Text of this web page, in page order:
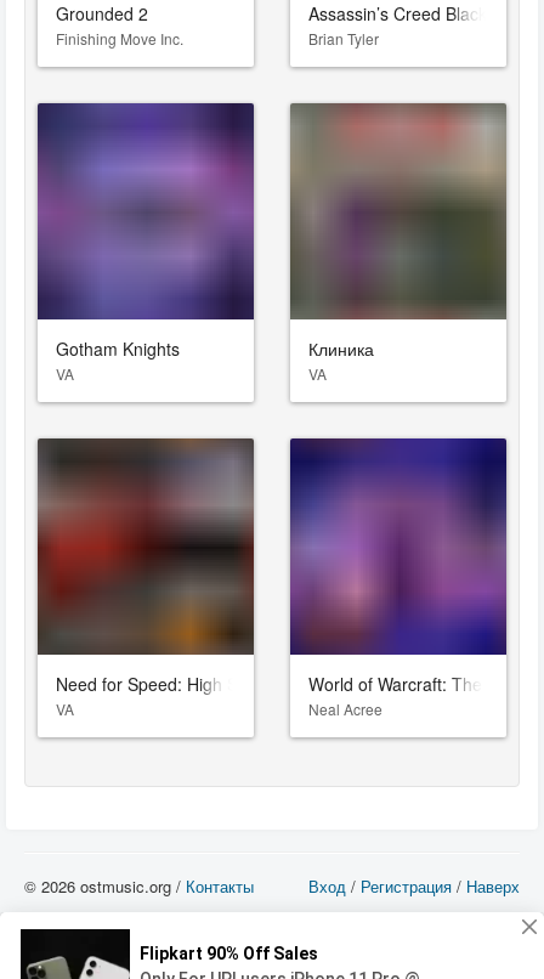
Grounded 2
Finishing Move Inc.
Assassin’s Creed Black Flag
Brian Tyler
Gotham Knights
VA
Клиника
VA
Need for Speed: High Stakes
VA
World of Warcraft: The War
Neal Acree
Вход / Регистрация / Наверх
© 2026 ostmusic.org / Контакты
можете использовать такие материалы только в том в случае, если